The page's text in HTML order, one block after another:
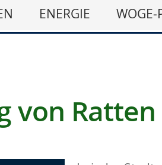
ENERGIE WOGE-
von Ratten